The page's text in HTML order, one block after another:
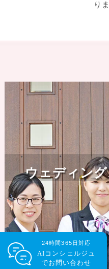
り
ウェディン
24時間365日対応
AIコンシェルジュ
でお問い合わせ